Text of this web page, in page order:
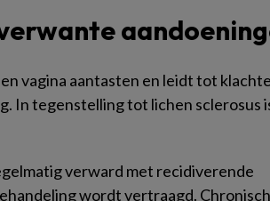
vagina aantasten en leidt tot
In tegenstelling tot lichen sclerosus
verward met recidiverende
wordt vertraagd.